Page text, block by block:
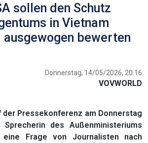
sollen den Schutz
in Vietnam
bewerten
Donnerstag, 14/05/2026, 20:16
VOVWORLD
der Pressekonferenz am Donnerstag
des Außenministeriums
eine Frage von Journalisten nach